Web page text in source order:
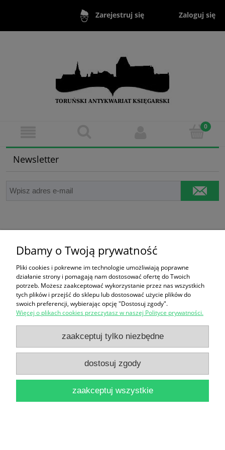
Zarejestruj się Zaloguj się
Newsletter
Ten produkt jest niedostępny.
Zakupy
Pomoc
Moje konto
Informacje
pokaż pełną wersję strony
Sklep internetowy Shoper Premium
Dbamy o Twoją prywatność
Pliki cookies i pokrewne im technologie umożliwiają poprawne
działanie strony i pomagają nam dostosować ofertę do Twoich
potrzeb. Możesz zaakceptować wykorzystanie przez nas wszystkich
tych plików i przejść do sklepu lub dostosować użycie plików do
swoich preferencji, wybierając opcję "Dostosuj zgody".
Więcej o plikach cookies przeczytasz w naszej Polityce prywatności.
zaakceptuj tylko niezbędne
dostosuj zgody
zaakceptuj wszystkie